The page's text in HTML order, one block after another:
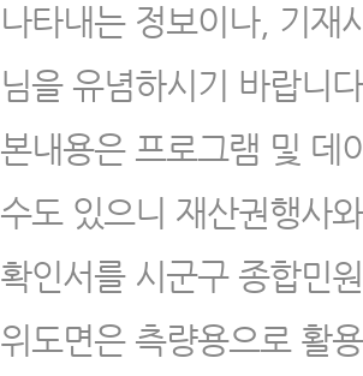
나타내는 정보이나, 기재
님을 유념하시기 바랍니
본내용은 프로그램 및 데
수도 있으니 재산권행사
확인서를 시군구 종합민
위도면은 측량용으로 활